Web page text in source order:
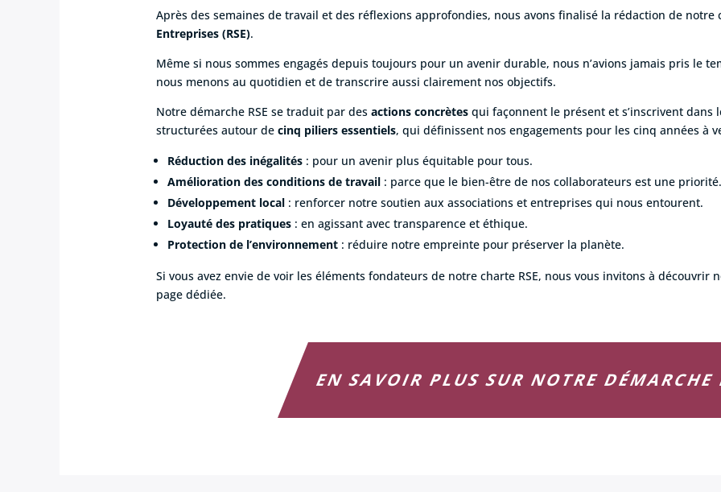
Après des semaines de travail et des réflexions approfondies, nous avons finalisé la rédaction de notre
Entreprises (RSE).
Même si nous sommes engagés depuis toujours pour un avenir durable, nous n’avions jamais pris le
nous menons au quotidien et de transcrire aussi clairement nos objectifs.
Notre démarche RSE se traduit par des actions concrètesqui façonnent le présent et s’inscrivent dans
structurées autour de cinq piliers essentiels, qui définissent nos engagements pour les cinq années à
Réduction des inégalités: pour un avenir plus équitable pour tous.
Amélioration des conditions de travail: parce que le bien-être de nos collaborateurs est une priorité.
Développement local: renforcer notre soutien aux associations et entreprises qui nous entourent.
Loyauté des pratiques: en agissant avec transparence et éthique.
Protection de l’environnement: réduire notre empreinte pour préserver la planète.
Si vous avez envie de voir les éléments fondateurs de notre charte RSE, nous vous invitons à découvrir
page dédiée.
EN SAVOIR PLUS SUR NOTRE DÉMARCHE